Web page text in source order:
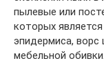
пылевые или
которых
эпидермиса, ворс
мебельной обивки.